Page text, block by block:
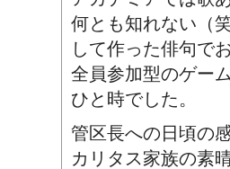
何とも知れない（
して作った俳句で
全員参加型のゲー
ひと時でした。
管区長への日頃の
カリタス家族の素